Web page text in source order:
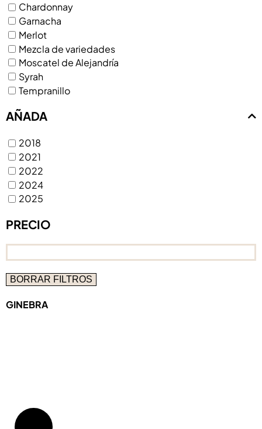
Chardonnay
Garnacha
Merlot
Mezcla de variedades
Moscatel de Alejandría
Syrah
Tempranillo
AÑADA
2018
2021
2022
2024
2025
PRECIO
BORRAR FILTROS
GINEBRA